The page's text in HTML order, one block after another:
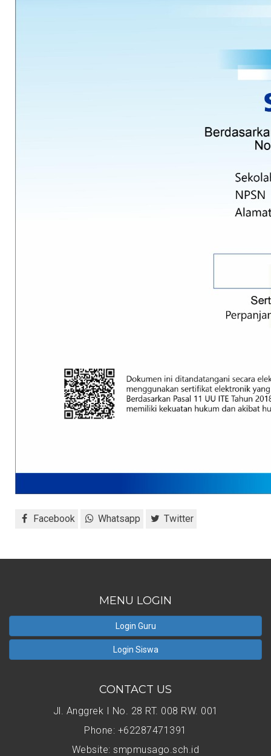
Facebook Whatsapp Twitter
MENU LOGIN
Login Guru
Login Siswa
CONTACT US
Jl. Anggrek I No. 28 RT. 008 RW. 001
Phone: +62287471391
Website: smpmusago.sch.id